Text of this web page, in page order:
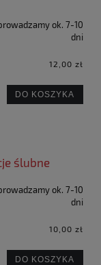
ok. 7-10
dni
12,00 zł
DO KOSZYKA
ślubne
ok. 7-10
dni
10,00 zł
DO KOSZYKA